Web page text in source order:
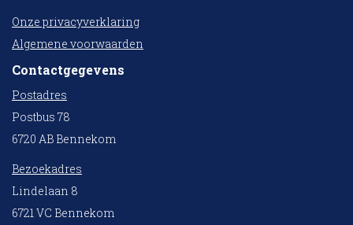
Onze privacyverklaring
Algemene voorwaarden
Contactgegevens
Postadres
Postbus 78
6720 AB Bennekom
Bezoekadres
Lindelaan 8
6721 VC Bennekom